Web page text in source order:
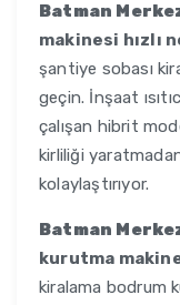
Batman
makinesi hızlı
şantiye sobası
geçin. İnşaat
çalışan hibrit
kirliliği
kolaylaştırıyor.
Batman
kurutma
kiralama bodrum